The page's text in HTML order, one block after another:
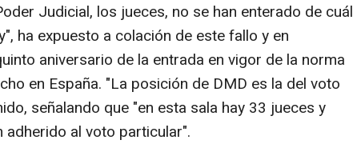
Judicial, los jueces, no se han enterado de cuál
ha expuesto a colación de este fallo y en
aniversario de la entrada en vigor de la norma
en España. "La posición de DMD es la del voto
señalando que "en esta sala hay 33 jueces y
adherido al voto particular".